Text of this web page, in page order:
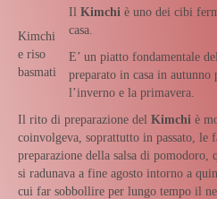
Kimchi
e riso
basmati
Il Kimchi è uno dei cibi
casa.
E’ un piatto fondamentale
preparato in casa in
l’inverno e la primavera.
Il rito di preparazione del Kimchi è
coinvolgeva, soprattutto in passato, le
preparazione della salsa di pomodoro,
si radunava a fine agosto intorno a
cui far sobbollire per lungo tempo il